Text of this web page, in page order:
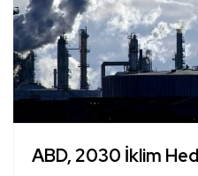
ABD, 2030 İklim